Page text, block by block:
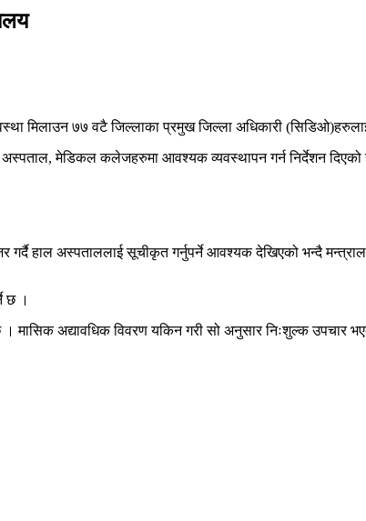
मिलाउन ७७ वटै जिल्लाका प्रमुख जिल्ला अधिकारी (सिडिओ)हरुलाई
मेडिकल कलेजहरुमा आवश्यक व्यवस्थापन गर्न निर्देशन दिएको
गर्दै हाल अस्पताललाई सूचीकृत गर्नुपर्ने आवश्यक देखिएको भन्दै
छ ।
अद्यावधिक विवरण यकिन गरी सो अनुसार निःशुल्क उपचार